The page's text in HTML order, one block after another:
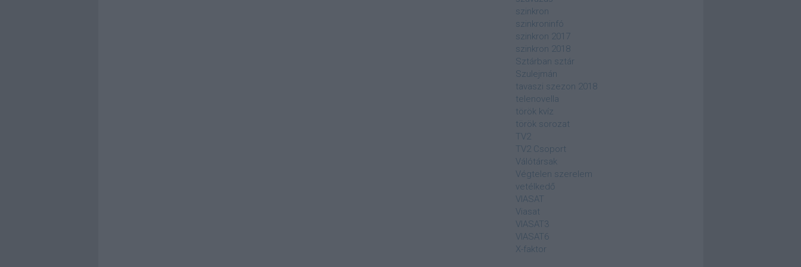
szinkron
szinkroninfó
szinkron 2017
szinkron 2018
Sztárban sztár
Szulejmán
tavaszi szezon 2018
telenovella
török kvíz
török sorozat
TV2
TV2 Csoport
Válótársak
Végtelen szerelem
vetélkedő
VIASAT
Viasat
VIASAT3
VIASAT6
X-faktor